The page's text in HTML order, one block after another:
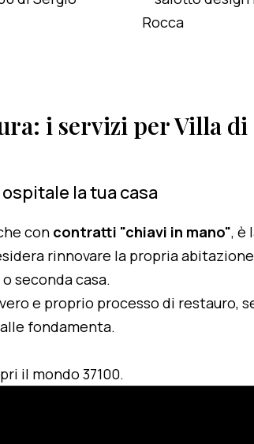
i servizi per Villa di
la tua casa
con contratti "chiavi in mano", è
rinnovare la propria
seconda casa.
e proprio processo di restauro,
fondamenta.
il mondo 37100.